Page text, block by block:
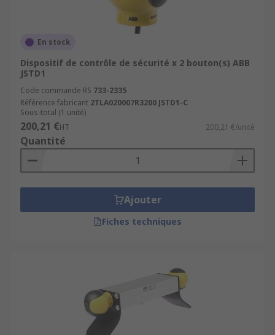
En stock
Dispositif de contrôle de sécurité x 2 bouton(s) ABB
JSTD1
Code commande RS 733-2335
Référence fabricant 2TLA020007R3200 JSTD1-C
Sous-total (1 unité)
200,21 €HT 200,21 €/unité
Quantité
Ajouter
Fiches techniques